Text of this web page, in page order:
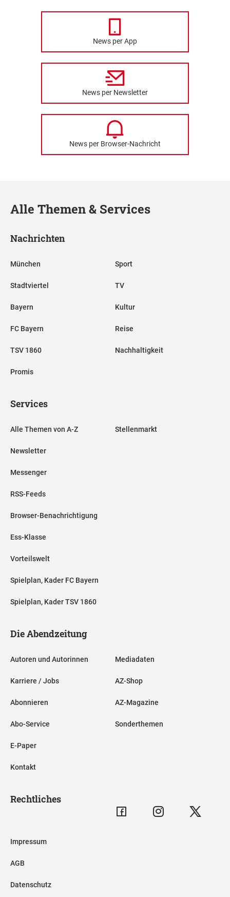
News per App
News per Newsletter
News per Browser-Nachricht
Alle Themen & Services
Nachrichten
München
Stadtviertel
Bayern
FC Bayern
TSV 1860
Promis
Sport
TV
Kultur
Reise
Nachhaltigkeit
Services
Alle Themen von A-Z
Newsletter
Messenger
RSS-Feeds
Browser-Benachrichtigung
Ess-Klasse
Vorteilswelt
Spielplan, Kader FC Bayern
Spielplan, Kader TSV 1860
Stellenmarkt
Die Abendzeitung
Autoren und Autorinnen
Karriere / Jobs
Abonnieren
Abo-Service
E-Paper
Kontakt
Mediadaten
AZ-Shop
AZ-Magazine
Sonderthemen
Rechtliches
Impressum
AGB
Datenschutz